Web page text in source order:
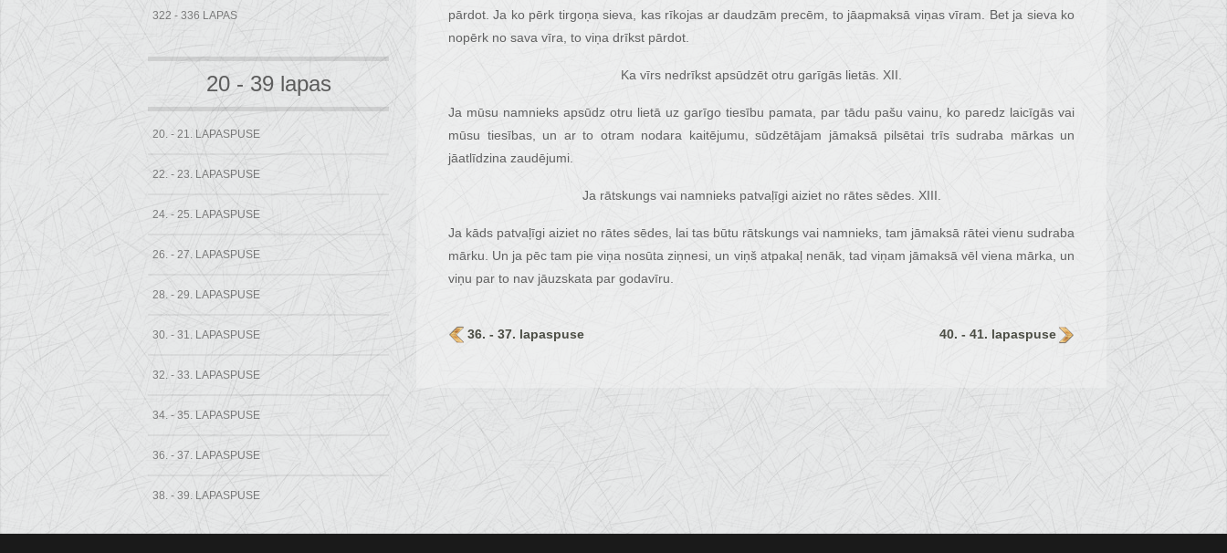
322 - 336 LAPAS
20 - 39 lapas
20. - 21. LAPASPUSE
22. - 23. LAPASPUSE
24. - 25. LAPASPUSE
26. - 27. LAPASPUSE
28. - 29. LAPASPUSE
30. - 31. LAPASPUSE
32. - 33. LAPASPUSE
34. - 35. LAPASPUSE
36. - 37. LAPASPUSE
38. - 39. LAPASPUSE
pārdot. Ja ko pērk tirgoņa sieva, kas rīkojas ar daudzām precēm, to jāapmaksā viņas vīram. Bet ja sieva ko
nopērk no sava vīra, to viņa drīkst pārdot.
Ka vīrs nedrīkst apsūdzēt otru garīgās lietās. XII.
Ja mūsu namnieks apsūdz otru lietā uz garīgo tiesību pamata, par tādu pašu vainu, ko paredz laicīgās vai
mūsu tiesības, un ar to otram nodara kaitējumu, sūdzētājam jāmaksā pilsētai trīs sudraba mārkas un
jāatlīdzina zaudējumi.
Ja rātskungs vai namnieks patvaļīgi aiziet no rātes sēdes. XIII.
Ja kāds patvaļīgi aiziet no rātes sēdes, lai tas būtu rātskungs vai namnieks, tam jāmaksā rātei vienu sudraba
mārku. Un ja pēc tam pie viņa nosūta ziņnesi, un viņš atpakaļ nenāk, tad viņam jāmaksā vēl viena mārka, un
viņu par to nav jāuzskata par godavīru.
36. - 37. lapaspuse 40. - 41. lapaspuse